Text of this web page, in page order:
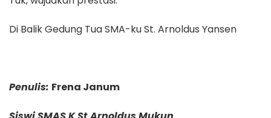
Di Balik Gedung Tua SMA-ku St. Arnoldus Yansen
Penulis: Frena Janum